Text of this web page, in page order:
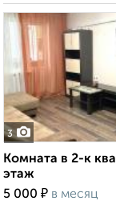
3
Комната в 2-к
этаж
5 000 ₽ в месяц